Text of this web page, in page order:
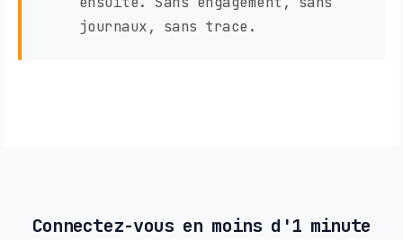
journaux, sans trace.
Connectez-vous en moins d'1 minute